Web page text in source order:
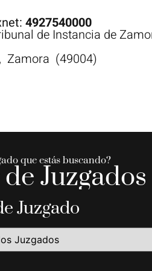
4927540000
de Instancia de
Zamora (49004)
que estás buscando?
Juzgados
Juzgado